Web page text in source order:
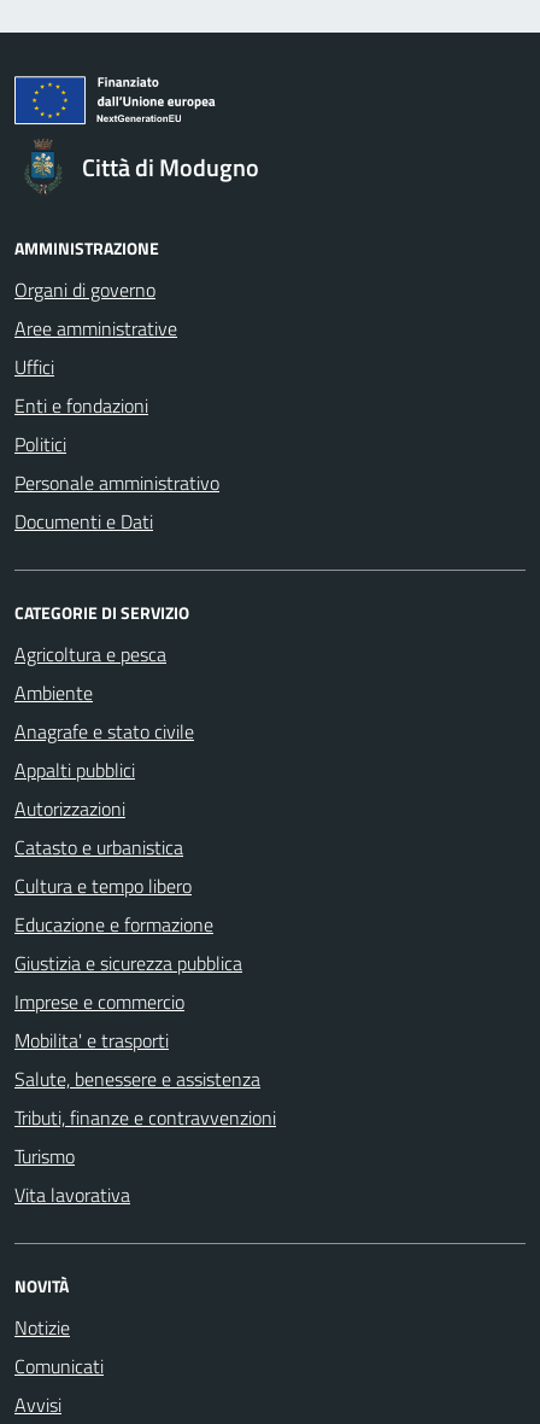
Città di Modugno
AMMINISTRAZIONE
Organi di governo
Aree amministrative
Uffici
Enti e fondazioni
Politici
Personale amministrativo
Documenti e Dati
CATEGORIE DI SERVIZIO
Agricoltura e pesca
Ambiente
Anagrafe e stato civile
Appalti pubblici
Autorizzazioni
Catasto e urbanistica
Cultura e tempo libero
Educazione e formazione
Giustizia e sicurezza pubblica
Imprese e commercio
Mobilita' e trasporti
Salute, benessere e assistenza
Tributi, finanze e contravvenzioni
Turismo
Vita lavorativa
NOVITÀ
Notizie
Comunicati
Avvisi